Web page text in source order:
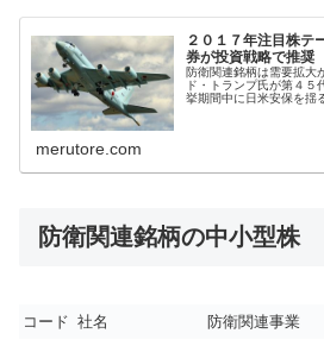
２０１７年注目株テ
券が投資戦略で推奨
防衛関連銘柄は需要拡大
ド・トランプ氏が第４５
挙期間中に日米安保を揺
merutore.com
防衛関連銘柄の中小型株
コード 社名 防衛関連事業